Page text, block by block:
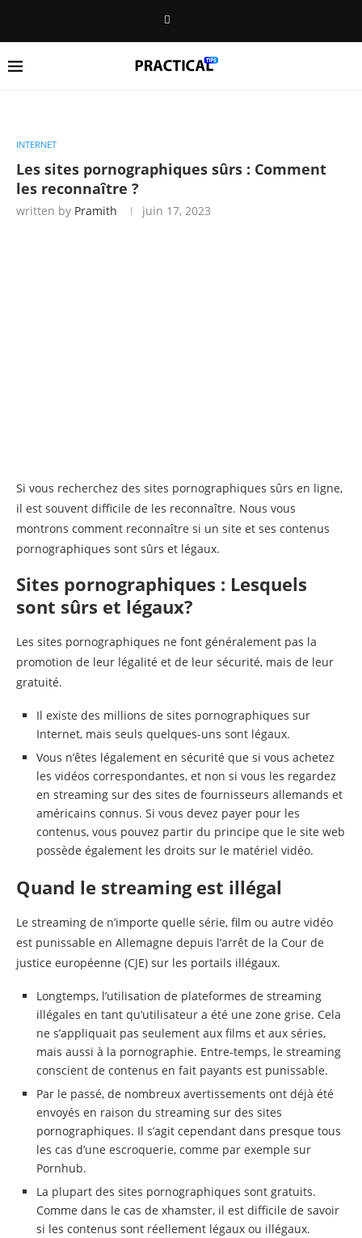
INTERNET
Les sites pornographiques sûrs : Comment
les reconnaître ?
written by Pramith juin 17, 2023
Si vous recherchez des sites pornographiques sûrs en ligne,
il est souvent difficile de les reconnaître. Nous vous
montrons comment reconnaître si un site et ses contenus
pornographiques sont sûrs et légaux.
Sites pornographiques : Lesquels
sont sûrs et légaux?
Les sites pornographiques ne font généralement pas la
promotion de leur légalité et de leur sécurité, mais de leur
gratuité.
Il existe des millions de sites pornographiques sur
Internet, mais seuls quelques-uns sont légaux.
Vous n’êtes légalement en sécurité que si vous achetez
les vidéos correspondantes, et non si vous les regardez
en streaming sur des sites de fournisseurs allemands et
américains connus. Si vous devez payer pour les
contenus, vous pouvez partir du principe que le site web
possède également les droits sur le matériel vidéo.
Quand le streaming est illégal
Le streaming de n’importe quelle série, film ou autre vidéo
est punissable en Allemagne depuis l’arrêt de la Cour de
justice européenne (CJE) sur les portails illégaux.
Longtemps, l’utilisation de plateformes de streaming
illégales en tant qu’utilisateur a été une zone grise. Cela
ne s’appliquait pas seulement aux films et aux séries,
mais aussi à la pornographie. Entre-temps, le streaming
conscient de contenus en fait payants est punissable.
Par le passé, de nombreux avertissements ont déjà été
envoyés en raison du streaming sur des sites
pornographiques. Il s’agit cependant dans presque tous
les cas d’une escroquerie, comme par exemple sur
Pornhub.
La plupart des sites pornographiques sont gratuits.
Comme dans le cas de xhamster, il est difficile de savoir
si les contenus sont réellement légaux ou illégaux.